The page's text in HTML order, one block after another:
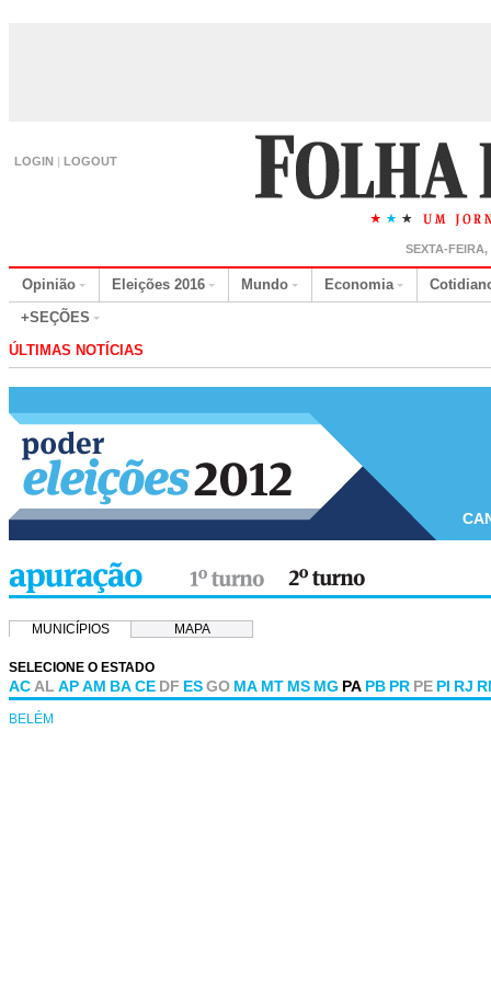
LOGIN | LOGOUT
SEXTA-
Opinião Eleições 2016 Mundo Economia
+SEÇÕES
ÚLTIMAS NOTÍCIAS
MUNICÍPIOS MAPA
SELECIONE O ESTADO
AC AL APAM BACE DF ESGO MA MT MS MG PA PB PR PE PI RJ
BELÉM